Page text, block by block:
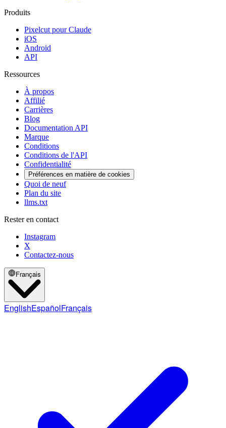
Produits
Pixelcut pour Claude
iOS
Android
API
Ressources
À propos
Affilié
Carrières
Blog
Documentation API
Marque
Conditions
Conditions de l'API
Confidentialité
Préférences en matière de cookies
Quoi de neuf
Plan du site
llms.txt
Rester en contact
Instagram
X
Contactez-nous
Français
EnglishEspañolFrançais